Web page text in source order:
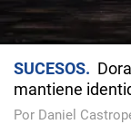
SUCESOS
mantiene
Por Daniel